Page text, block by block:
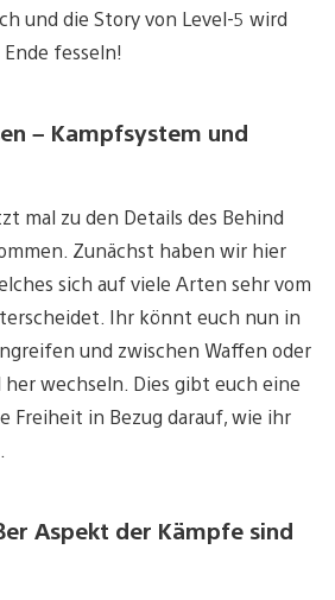
und die Story von Level-5 wird
fesseln!
– Kampfsystem und
mal zu den Details des Behind
Zunächst haben wir hier
sich auf viele Arten sehr vom
Ihr könnt euch nun in
und zwischen Waffen oder
wechseln. Dies gibt euch eine
Freiheit in Bezug darauf, wie ihr
Aspekt der Kämpfe sind